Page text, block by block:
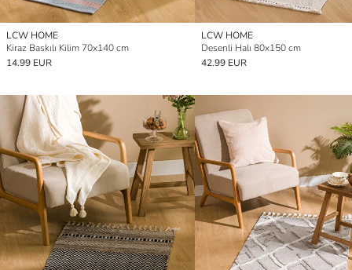
LCW HOME
Kiraz Baskılı Kilim 70x140 cm
14.99 EUR
LCW HOME
Desenli Halı 80x150 cm
42.99 EUR